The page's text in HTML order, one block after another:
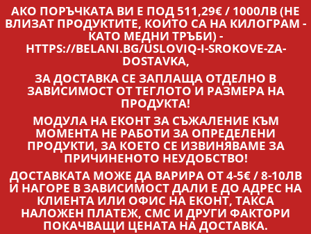
АКО ПОРЪЧКАТА ВИ Е ПОД 511,29€ / 1000ЛВ (НЕ
ВЛИЗАТ ПРОДУКТИТЕ, КОИТО СА НА КИЛОГРАМ -
КАТО МЕДНИ ТРЪБИ) -
HTTPS://BELANI.BG/USLOVIQ-I-SROKOVE-ZA-
DOSTAVKA,
ЗА ДОСТАВКА СЕ ЗАПЛАЩА ОТДЕЛНО В
ЗАВИСИМОСТ ОТ ТЕГЛОТО И РАЗМЕРА НА
ПРОДУКТА!
МОДУЛА НА ЕКОНТ ЗА СЪЖАЛЕНИЕ КЪМ
МОМЕНТА НЕ РАБОТИ ЗА ОПРЕДЕЛЕНИ
ПРОДУКТИ, ЗА КОЕТО СЕ ИЗВИНЯВАМЕ ЗА
ПРИЧИНЕНОТО НЕУДОБСТВО!
ДОСТАВКАТА МОЖЕ ДА ВАРИРА ОТ 4-5€ / 8-10ЛВ
И НАГОРЕ В ЗАВИСИМОСТ ДАЛИ Е ДО АДРЕС НА
КЛИЕНТА ИЛИ ОФИС НА ЕКОНТ, ТАКСА
НАЛОЖЕН ПЛАТЕЖ, СМС И ДРУГИ ФАКТОРИ
ПОКАЧВАЩИ ЦЕНАТА НА ДОСТАВКА.